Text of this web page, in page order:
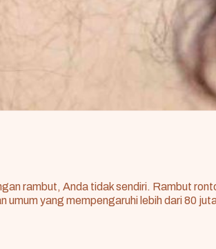
rambut, Anda tidak sendiri. Rambut
yang mempengaruhi lebih dari 80